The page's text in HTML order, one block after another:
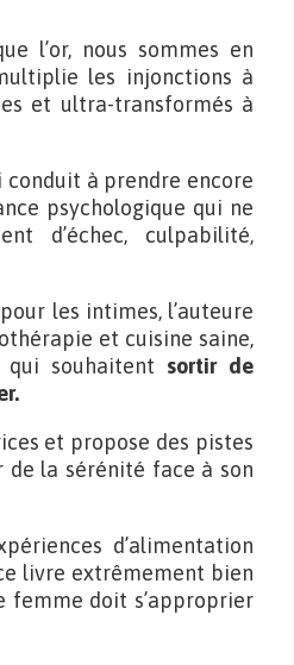
l’or, nous sommes en
les injonctions à
et ultra-transformés à
conduit à prendre encore
psychologique qui ne
d’échec, culpabilité,
les intimes, l’auteure
et cuisine saine,
souhaitent sortir de
et propose des pistes
de la sérénité face à son
d’alimentation
livre extrêmement bien
femme doit s’approprier